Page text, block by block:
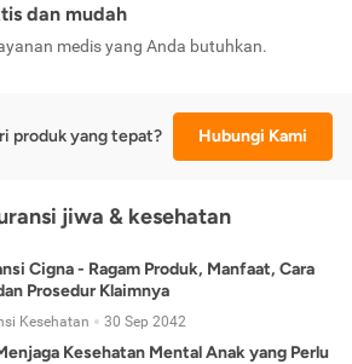
dan mudah
medis yang Anda butuhkan.
produk yang tepat? Hubungi Kami
jiwa & kesehatan
Cigna - Ragam Produk, Manfaat, Cara
Prosedur Klaimnya
Kesehatan 30 Sep 2042
Kesehatan Mental Anak yang Perlu